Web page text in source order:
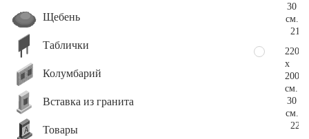
Щебень
Таблички
Колумбарий
Вставка из гранита
Товары
30
см.
220
x
200
см.
30
см.